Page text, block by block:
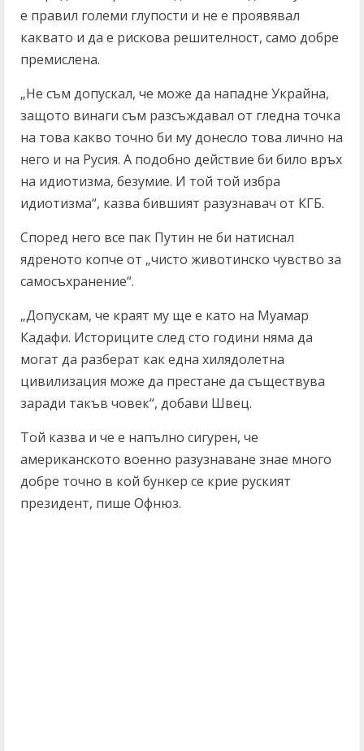
е правил големи глупости и не е проявявал
каквато и да е рискова решителност, само добре
премислена.
„Не съм допускал, че може да нападне Украйна,
защото винаги съм разсъждавал от гледна точка
на това какво точно би му донесло това лично на
него и на Русия. А подобно действие би било връх
на идиотизма, безумие. И той той избра
идиотизма“, казва бившият разузнавач от КГБ.
Според него все пак Путин не би натиснал
ядреното копче от „чисто животинско чувство за
самосъхранение“.
„Допускам, че краят му ще е като на Муамар
Кадафи. Историците след сто години няма да
могат да разберат как една хилядолетна
цивилизация може да престане да съществува
заради такъв човек“, добави Швец.
Той казва и че е напълно сигурен, че
американското военно разузнаване знае много
добре точно в кой бункер се крие руският
президент, пише Офнюз.